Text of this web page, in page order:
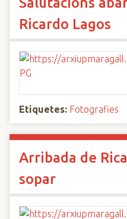
Ricardo Lagos
Etiquetes: Fotografies
Arribada de
sopar